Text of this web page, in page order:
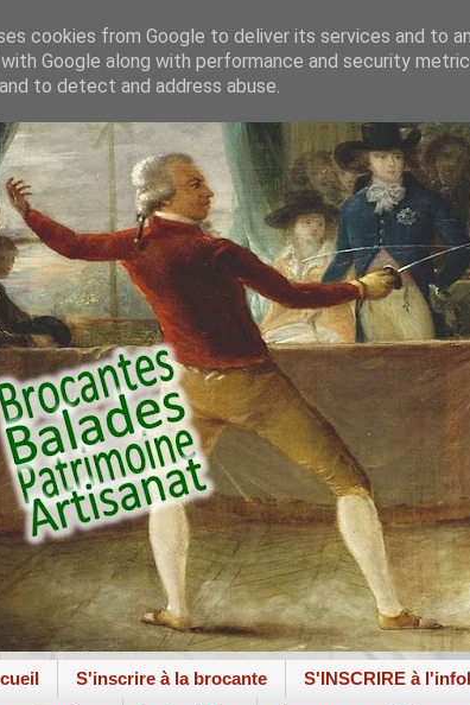
S'inscrire à la brocante S'INSCRIRE à
cookies from Google to deliver its services and to
Google along with performance and security
to detect and address abuse.